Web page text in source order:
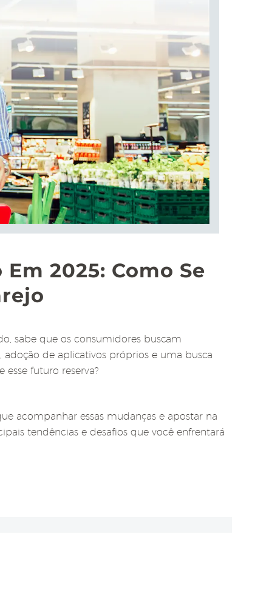
2025: Como Se
sabe que os consumidores buscam
adoção de aplicativos próprios e uma busca
futuro reserva?
acompanhar essas mudanças e apostar na
tendências e desafios que você enfrentará